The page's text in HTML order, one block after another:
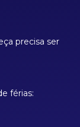
precisa ser
férias: